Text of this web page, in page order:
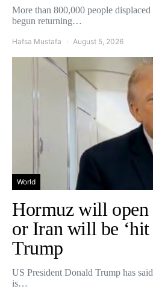
More than 800,000 people
begun returning…
Hafsa Mustafa August 5, 2026
World
Hormuz will open
or Iran will be ‘hit
Trump
US President Donald Trump has
is…